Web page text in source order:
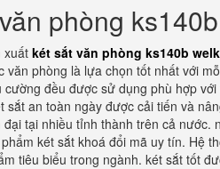
phòng
xuấtkét sắt văn phòng ks140b
văn phòng là lựa chọn tốt nhất với
cường đều được sử dụng phù hợp
sắt an toàn ngày được cải tiến và
đại tại nhiều tỉnh thành trên cả
két sắt khoá đổi mã uy tín. Hệ
tiêu biểu trong ngành. két sắt tốt